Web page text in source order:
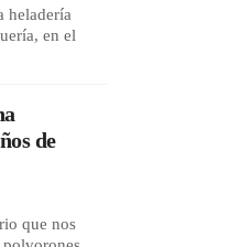
heladería
en el
de
que nos